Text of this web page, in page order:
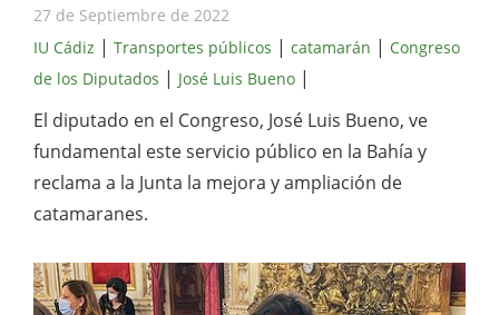
27 de Septiembre de 2022
IU Cádiz | Transportes públicos | catamarán | Congreso
de los Diputados | José Luis Bueno |
El diputado en el Congreso, José Luis Bueno, ve
fundamental este servicio público en la Bahía y
reclama a la Junta la mejora y ampliación de
catamaranes.